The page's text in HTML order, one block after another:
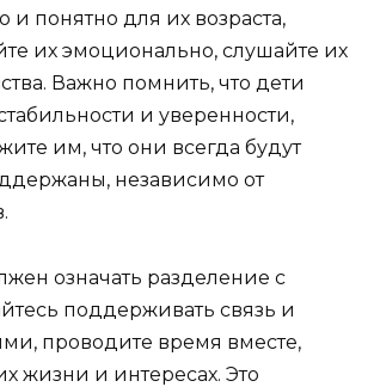
и понятно для их возраста,
их эмоционально, слушайте их
Важно помнить, что дети
и уверенности,
им, что они всегда будут
независимо от
означать разделение с
поддерживать связь и
проводите время вместе,
жизни и интересах. Это